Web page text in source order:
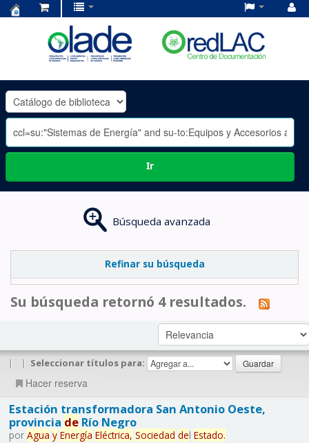
OLADE
-
Ir
Búsqueda avanzada
Refinar su búsqueda
Su búsqueda retornó 4 resultados.
| | Seleccionar títulos para:
Hacer reserva
Estación transformadora San Antonio Oeste,
provincia deRío Negro
por Agua y Energía Eléctrica, Sociedad del Estado.